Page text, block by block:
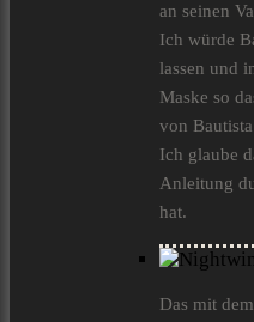
an seinen
Ich würde
lassen und
Maske so
von
Ich glaube
Anleitung
hat.
Das mit